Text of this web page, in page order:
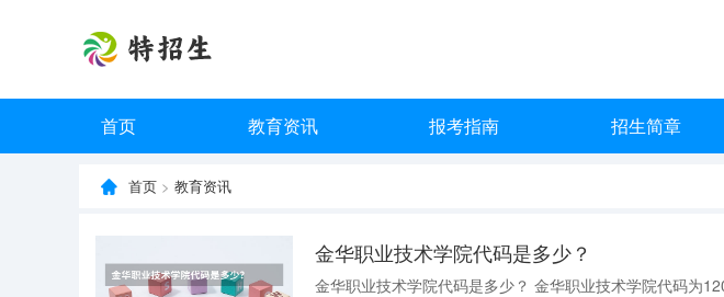
首页 教育资讯 报考指南 招生简章
首页 > 教育资讯
金华职业技术学院代码是多少？
金华职业技术学院代码是多少？ 金华职业技术学院代码为12061。 学校的前身是1994年成立的浙